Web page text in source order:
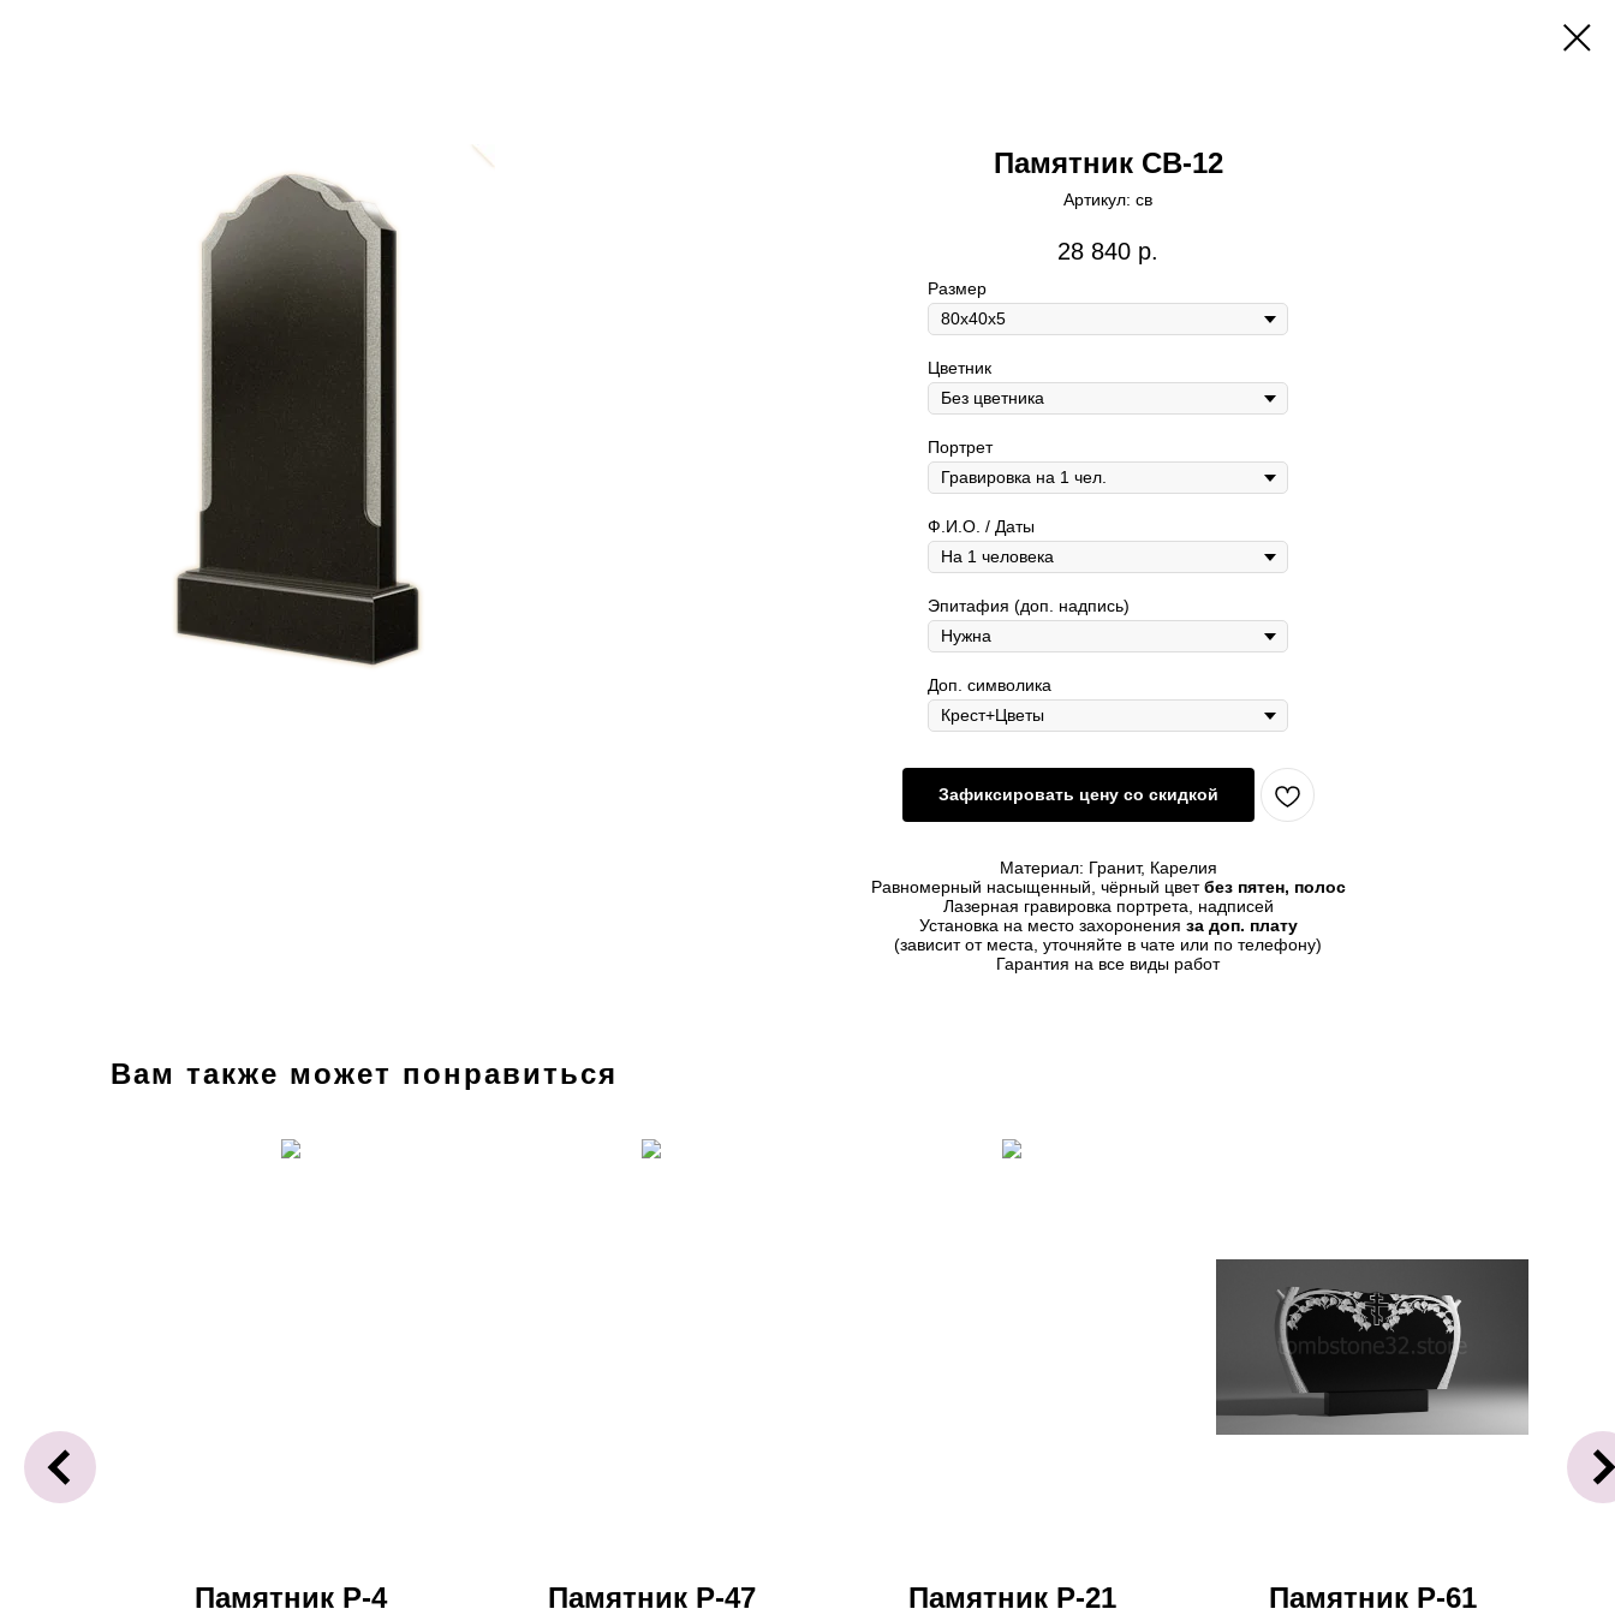
Памятник СВ-12
Артикул: св
28 840 р.
Размер
Цветник
Портрет
Ф.И.О. / Даты
Эпитафия (доп. надпись)
Доп. символика
Зафиксировать цену со скидкой
Материал: Гранит, Карелия
Равномерный насыщенный, чёрный цветбез пятен, полос
Лазерная гравировка портрета, надписей
Установка на место захоронения за доп. плату
(зависит от места, уточняйте в чате или по телефону)
Гарантия на все виды работ
Вам также может понравиться
Памятник Р-4 Памятник Р-47 Памятник Р-21 Памятник Р-61